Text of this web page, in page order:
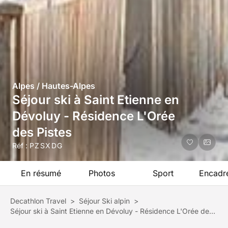
Alpes / Hautes-Alpes
Séjour ski à Saint Etienne en
Dévoluy - Résidence L'Orée
des Pistes
Réf : PZSXDG
En résumé Photos Sport
Decathlon Travel > Séjour Ski alpin >
Séjour ski à Saint Etienne en Dévoluy - Résidence L'Orée des Pistes